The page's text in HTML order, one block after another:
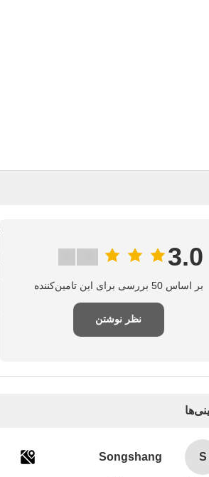
3.0
بر اساس 50 بررسی برای این تامین‌کننده
نظر نوشتن
S
Songshang